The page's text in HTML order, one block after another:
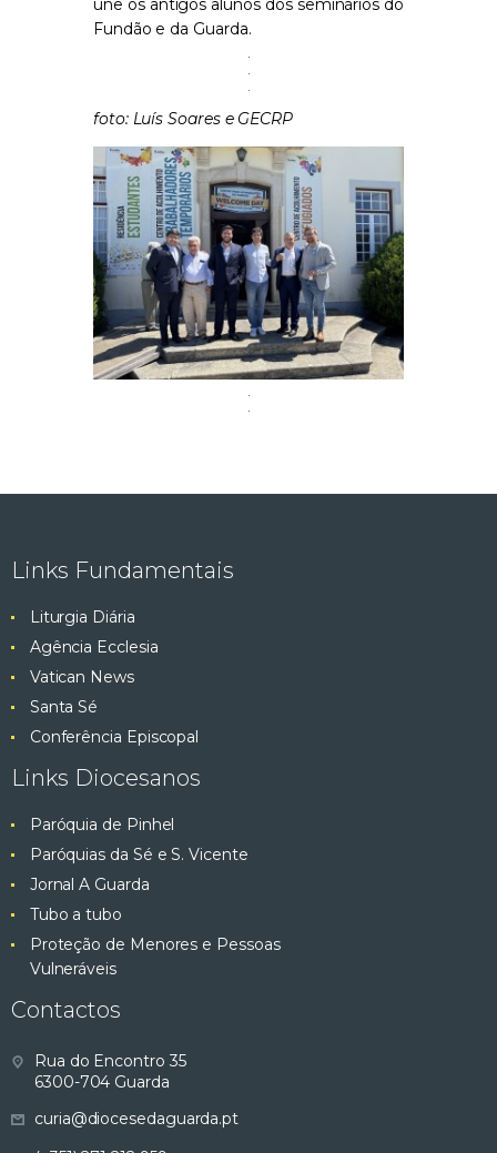
une os antigos alunos dos seminários do
Fundão e da Guarda.
foto: Luís Soares e GECRP
Links Fundamentais
Liturgia Diária
Agência Ecclesia
Vatican News
Santa Sé
Conferência Episcopal
Links Diocesanos
Paróquia de Pinhel
Paróquias da Sé e S. Vicente
Jornal A Guarda
Tubo a tubo
Proteção de Menores e Pessoas
Vulneráveis
Contactos
Rua do Encontro 35
6300-704 Guarda
curia@diocesedaguarda.pt